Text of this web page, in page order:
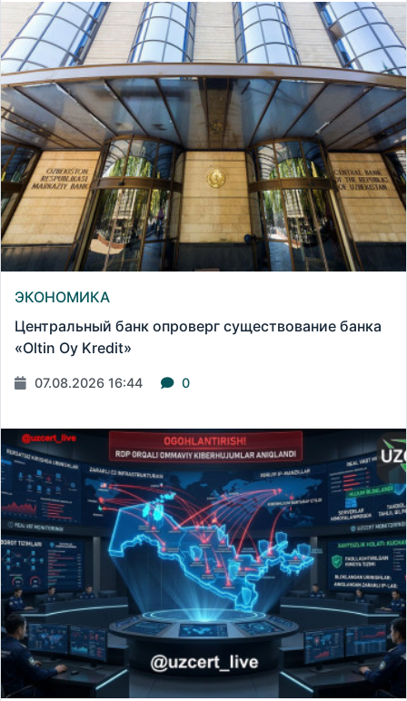
ЭКОНОМИКА
Центральный банк опроверг существование банка
«Oltin Oy Kredit»
07.08.2026 16:44 0